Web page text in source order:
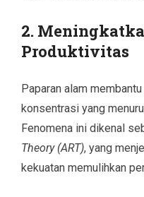
2.
Produktivitas
Paparan alam
konsentrasi yang
Fenomena ini dikenal
Theory (ART), yang
kekuatan memulihkan